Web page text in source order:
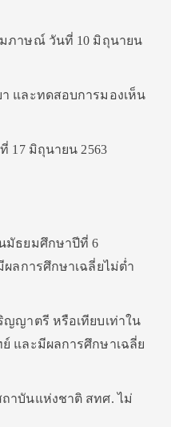
ภาษณ์ วันที่ 10 มิถุนายน
และทดสอบการมองเห็น
17 มิถุนายน 2563
มัธยมศึกษาปีที่ 6
ลการศึกษาเฉลี่ยไม่ต่ำ
ญญาตรี หรือเทียบเท่าใน
และมีผลการศึกษาเฉลี่ย
าบันแห่งชาติ สทศ. ไม่